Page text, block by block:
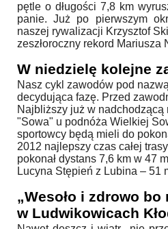
pętle o długości 7,8 km
panie. Już po pierwszym
naszej rywalizacji Krzysztof
zeszłoroczny rekord Mariusza
W niedzielę kolejne
Nasz cykl zawodów pod
decydująca fazę. Przed
Najbliższy już w
"Sowa" u podnóża Wielkiej
sportowcy będą mieli do
2012 najlepszy czas całej
pokonał dystans 7,6 km w 47
Lucyna Stępień z Lubina – 51
„Wesoło i zdrowo
w Ludwikowicach